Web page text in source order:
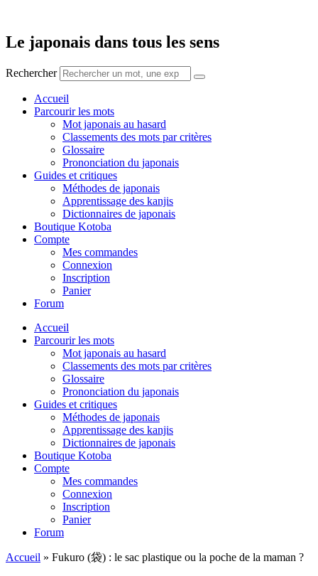
contenu
Le japonais dans tous les sens
Rechercher
Accueil
Parcourir les mots
Mot japonais au hasard
Classements des mots par critères
Glossaire
Prononciation du japonais
Guides et critiques
Méthodes de japonais
Apprentissage des kanjis
Dictionnaires de japonais
Boutique Kotoba
Compte
Mes commandes
Connexion
Inscription
Panier
Forum
Accueil
Parcourir les mots
Mot japonais au hasard
Classements des mots par critères
Glossaire
Prononciation du japonais
Guides et critiques
Méthodes de japonais
Apprentissage des kanjis
Dictionnaires de japonais
Boutique Kotoba
Compte
Mes commandes
Connexion
Inscription
Panier
Forum
Accueil » Fukuro (袋) : le sac plastique ou la poche de la maman ?